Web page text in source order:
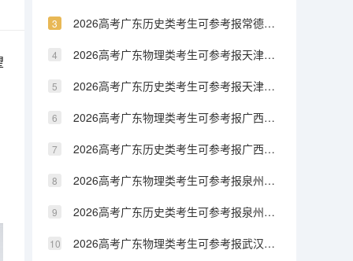
2026高考广东历史类考生可参考报常德职业技术学院的专业汇总
2026高考广东物理类考生可参考报天津铁道职业技术学院的专业汇总
2026高考广东历史类考生可参考报天津铁道职业技术学院的专业汇总
2026高考广东物理类考生可参考报广西民族大学相思湖学院的专业汇总
2026高考广东历史类考生可参考报广西民族大学相思湖学院的专业汇总
2026高考广东物理类考生可参考报泉州纺织服装职业学院的专业汇总
2026高考广东历史类考生可参考报泉州纺织服装职业学院的专业汇总
2026高考广东物理类考生可参考报武汉生物工程学院的专业汇总